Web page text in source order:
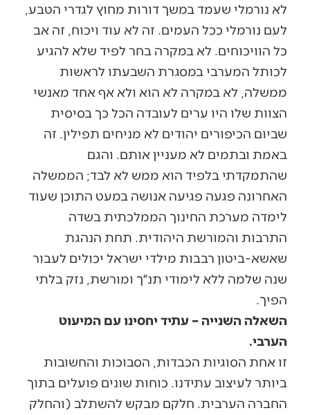
לא נורמלי שעמד במשך דורות מחוץ לגדרי הטבע,
לעם נורמלי ככל העמים. זה לא עוד ויכוח, זה אב
כל הוויכוחים. לא במקרה בחר לפיד שלא להגיע
לכותל המערבי במסגרת השבעתו לראשות
ממשלה, לא במקרה לא הוא ולא אף אחד מאנשי
הצוות שלו היו ערים לעובדה הכל כך בסיסית
שביום הכיפורים יהודים לא מניחים תפילין. זה
באמת ובתמים לא מעניין אותם. והגם
שהתמקדתי בלפיד הוא ממש לא לבד; הממשלה
האחרונה פגעה פגיעה אנושה במעט התוכן שעוד
לימדה מערכת החינוך הממלכתית בשדה
התרבות והמורשת היהודית. תחת הנהגת
שאשא-ביטון רבבות מילדי ישראל יכולים לעבור
שנה שלמה ללא לימודי תנ״ך ומורשת, נזק בלתי
הפיך.
השאלה השנייה – עתיד יחסינו עם המיעוט
הערבי.
זו אחת הסוגיות הכבדות, הסבוכות והחשובות
ביותר לעיצוב עתידנו. כוחות שונים פועלים בתוך
החברה הערבית. חלקם מבקש להשתלב (והחלק